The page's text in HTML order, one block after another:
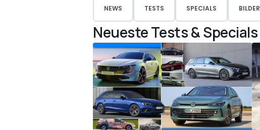
NEWS TESTS SPECIALS BILDER
Neueste Tests & Specials